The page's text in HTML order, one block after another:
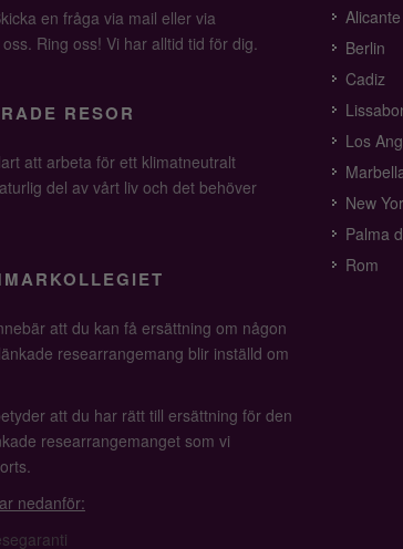
en fråga via mail eller via
Ring oss! Vi har alltid tid för dig.
RESOR
att arbeta för ett klimatneutralt
del av vårt liv och det behöver
att du kan få ersättning om någon
researrangemang blir inställd om
att du har rätt till ersättning för den
researrangemanget som vi
nedanför:
Alicante
Berlin
Cadiz
Los
New
Palma
Rom